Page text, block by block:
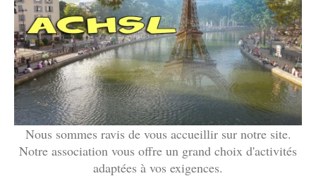
Nous sommes ravis de vous accueillir sur notre site.
Notre association vous offre un grand choix d'activités
adaptées à vos exigences.